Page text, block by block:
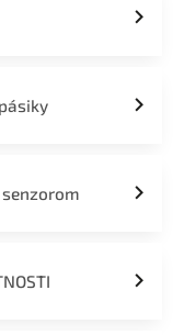
senzorom